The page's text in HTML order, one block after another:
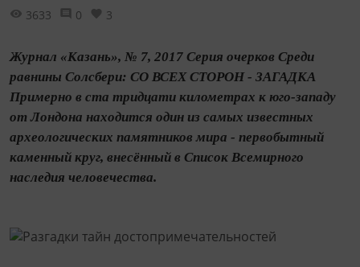
3633 0 3
Журнал «Казань», № 7, 2017 Серия очерков Среди
равнины Солсбери: СО ВСЕХ СТОРОН - ЗАГАДКА
Примерно в ста три­дцати километрах к юго‑западу
от Лондона находится один из самых известных
архео­логических памятников мира - первобытный
каменный круг, внесённый в Список Всемирного
наследия человечества.